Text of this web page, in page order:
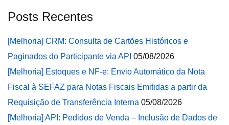
Posts Recentes
[Melhoria] CRM: Consulta de Cartões Históricos e
Paginados do Participante via API 05/08/2026
[Melhoria] Estoques e NF-e: Envio Automático da Nota
Fiscal à SEFAZ para Notas Fiscais Emitidas a partir da
Requisição de Transferência Interna 05/08/2026
[Melhoria] API: Pedidos de Venda – Inclusão de Dados de